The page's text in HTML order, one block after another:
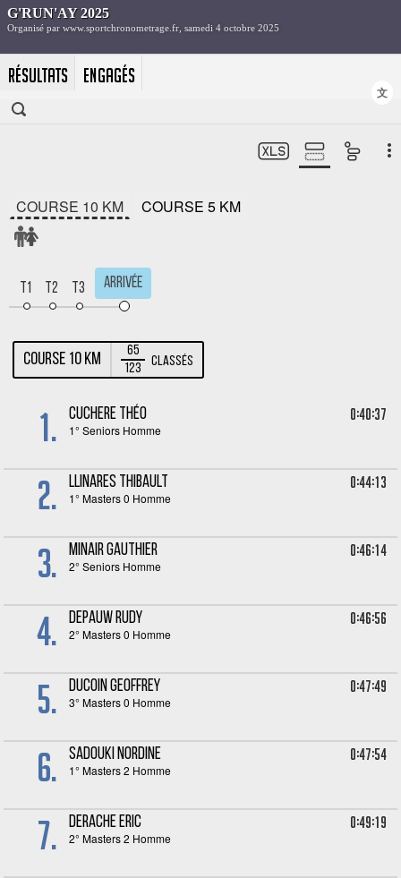
RÉSULTATS ENGAGÉS
文
COURSE 10 KM COURSE 5 KM
T1 T2 T3 Arrivée
COURSE 10 KM
65
123
Classés
1. CUCHERE Théo
1° Seniors Homme
0:40:37
2. LLINARES Thibault
1° Masters 0 Homme
0:44:13
3. MINAIR Gauthier
2° Seniors Homme
0:46:14
4. DEPAUW Rudy
2° Masters 0 Homme
0:46:56
5. DUCOIN Geoffrey
3° Masters 0 Homme
0:47:49
6. SADOUKI Nordine
1° Masters 2 Homme
0:47:54
7. DERACHE Eric
2° Masters 2 Homme
0:49:19